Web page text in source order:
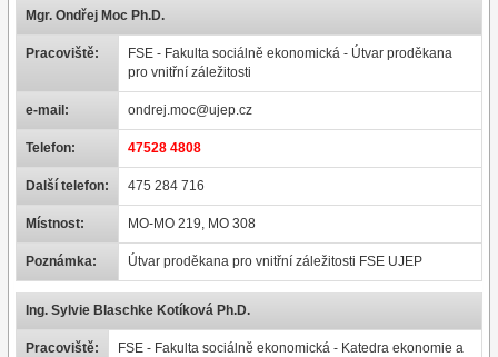
Mgr. Ondřej Moc Ph.D.
Pracoviště:
FSE - Fakulta sociálně ekonomická - Útvar proděkana
pro vnitřní záležitosti
e-mail: ondrej.moc@ujep.cz
Telefon: 47528 4808
Další telefon: 475 284 716
Místnost: MO-MO 219, MO 308
Poznámka: Útvar proděkana pro vnitřní záležitosti FSE UJEP
Ing. Sylvie Blaschke Kotíková Ph.D.
Pracoviště:
FSE - Fakulta sociálně ekonomická - Katedra ekonomie a